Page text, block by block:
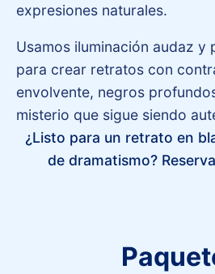
expresiones naturales.
Usamos iluminación audaz y
para crear retratos con
envolvente, negros
misterio que sigue siendo
¿Listo para un retrato en
de dramatismo?